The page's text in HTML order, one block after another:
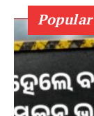
Popular